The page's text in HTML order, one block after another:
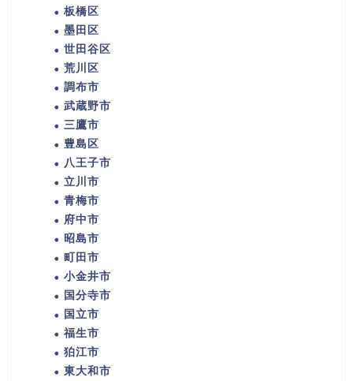
板橋区
墨田区
世田谷区
荒川区
調布市
武蔵野市
三鷹市
豊島区
八王子市
立川市
青梅市
府中市
昭島市
町田市
小金井市
国分寺市
国立市
福生市
狛江市
東大和市